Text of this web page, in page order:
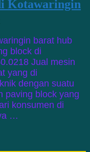
Kotawaringin
barat hub
block di
Jual mesin
yang di
dengan suatu
paving block yang
konsumen di
…